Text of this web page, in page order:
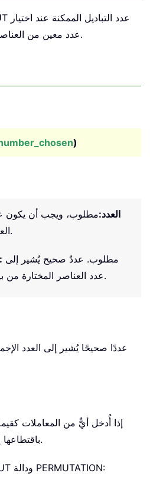
عدد معين من العناصر من مجموعة دون تكرار.
)
العدد:مطلوب، ويجب أن يكون
العدد الإجمالي للعناصر.
:
عدد العناصر المختارة من بين العناصر الإجمالية.
PERMUT باقتطاعها إلى عددٍ صحيح.
2. الفرق بين دالة PERMUT ودالة PERMUTATION: